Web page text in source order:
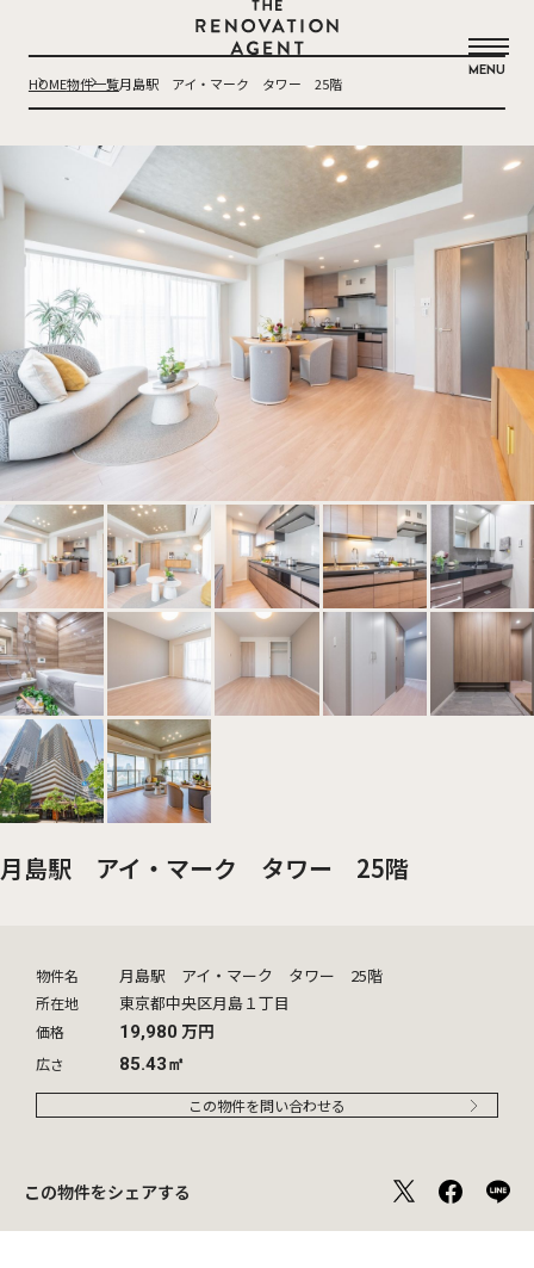
THE RENOVATION AGENT
MENU
HOME物件一覧月島駅 アイ・マーク タワー 25階
月島駅 アイ・マーク タワー 25階
物件名 月島駅 アイ・マーク タワー 25階
所在地 東京都中央区月島１丁目
価格 19,980 万円
広さ 85.43㎡
この物件を問い合わせる
この物件をシェアする